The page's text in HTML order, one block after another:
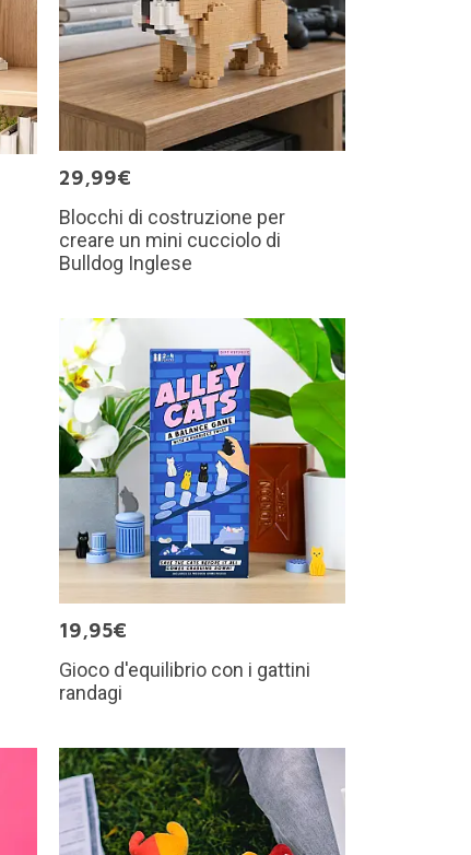
29,99€
Blocchi di costruzione per
creare un mini cucciolo di
Bulldog Inglese
19,95€
Gioco d'equilibrio con i gattini
randagi